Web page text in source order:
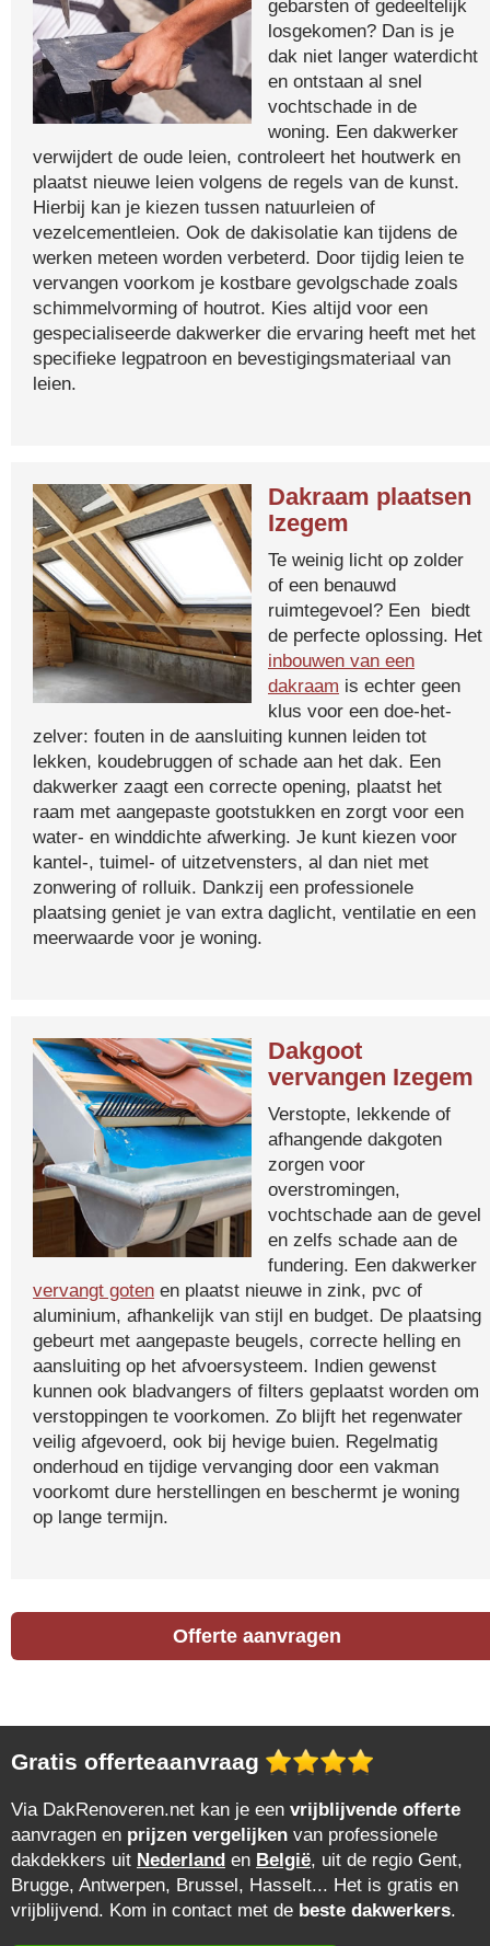
gebarsten of gedeeltelijk
losgekomen? Dan is je
dak niet langer waterdicht
en ontstaan al snel
vochtschade in de
woning. Een dakwerker
verwijdert de oude leien, controleert het houtwerk en
plaatst nieuwe leien volgens de regels van de kunst.
Hierbij kan je kiezen tussen natuurleien of
vezelcementleien. Ook de dakisolatie kan tijdens de
werken meteen worden verbeterd. Door tijdig leien te
vervangen voorkom je kostbare gevolgschade zoals
schimmelvorming of houtrot. Kies altijd voor een
gespecialiseerde dakwerker die ervaring heeft met het
specifieke legpatroon en bevestigingsmateriaal van
leien.
Dakraam plaatsen
Izegem
Te weinig licht op zolder
of een benauwd
ruimtegevoel? Een biedt
de perfecte oplossing. Het
inbouwen van een
dakraam is echter geen
klus voor een doe-het-
zelver: fouten in de aansluiting kunnen leiden tot
lekken, koudebruggen of schade aan het dak. Een
dakwerker zaagt een correcte opening, plaatst het
raam met aangepaste gootstukken en zorgt voor een
water- en winddichte afwerking. Je kunt kiezen voor
kantel-, tuimel- of uitzetvensters, al dan niet met
zonwering of rolluik. Dankzij een professionele
plaatsing geniet je van extra daglicht, ventilatie en een
meerwaarde voor je woning.
Dakgoot
vervangen Izegem
Verstopte, lekkende of
afhangende dakgoten
zorgen voor
overstromingen,
vochtschade aan de gevel
en zelfs schade aan de
fundering. Een dakwerker
vervangt goten en plaatst nieuwe in zink, pvc of
aluminium, afhankelijk van stijl en budget. De plaatsing
gebeurt met aangepaste beugels, correcte helling en
aansluiting op het afvoersysteem. Indien gewenst
kunnen ook bladvangers of filters geplaatst worden om
verstoppingen te voorkomen. Zo blijft het regenwater
veilig afgevoerd, ook bij hevige buien. Regelmatig
onderhoud en tijdige vervanging door een vakman
voorkomt dure herstellingen en beschermt je woning
op lange termijn.
Offerte aanvragen
Gratis offerteaanvraag
Via DakRenoveren.net kan je een vrijblijvende offerte
aanvragen en prijzen vergelijken van professionele
dakdekkers uit Nederland en België, uit de regio Gent,
Brugge, Antwerpen, Brussel, Hasselt... Het is gratis en
vrijblijvend. Kom in contact met de beste dakwerkers.